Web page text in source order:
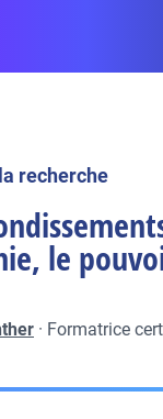
recherche
le
· Formatrice